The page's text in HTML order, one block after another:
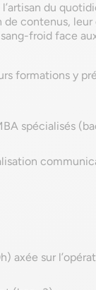
du
contenus,
froid face
formations y
spécialisés
axée sur